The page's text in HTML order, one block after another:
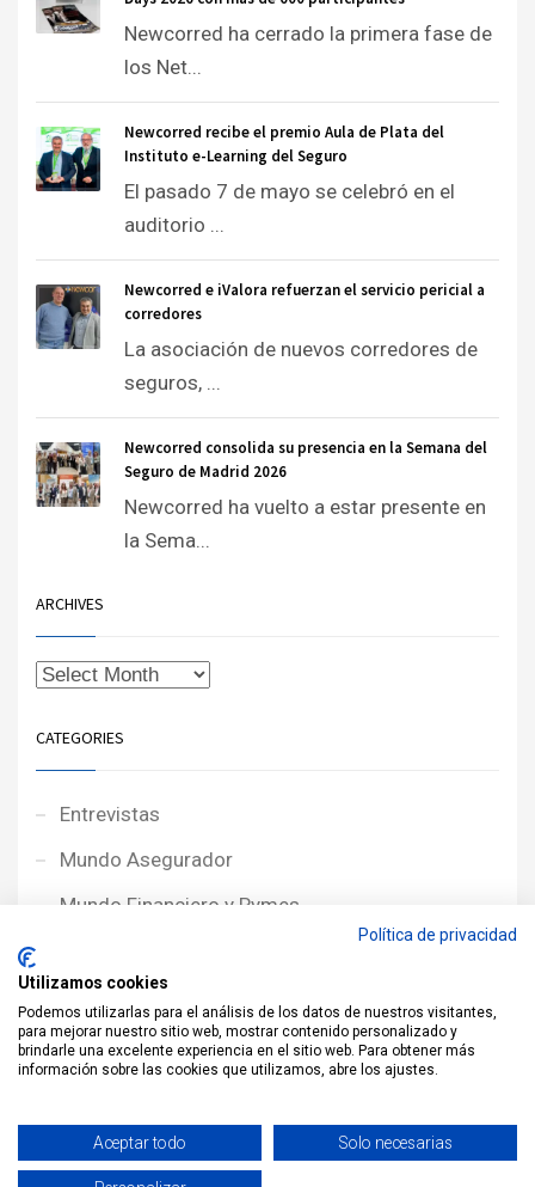
Newcorred ha cerrado la primera fase de
los Net...
Newcorred recibe el premio Aula de Plata del
Instituto e-Learning del Seguro
El pasado 7 de mayo se celebró en el
auditorio ...
Newcorred e iValora refuerzan el servicio pericial a
corredores
La asociación de nuevos corredores de
seguros, ...
Newcorred consolida su presencia en la Semana del
Seguro de Madrid 2026
Newcorred ha vuelto a estar presente en
la Sema...
ARCHIVES
CATEGORIES
Entrevistas
Mundo Asegurador
Mundo Financiero y Pymes
Noticias NewcorRED
Protagonistas
Sin categoría
Política de privacidad
Utilizamos cookies
Podemos utilizarlas para el análisis de los datos de nuestros visitantes,
para mejorar nuestro sitio web, mostrar contenido personalizado y
brindarle una excelente experiencia en el sitio web. Para obtener más
información sobre las cookies que utilizamos, abre los ajustes.
Aceptar todo Solo necesarias